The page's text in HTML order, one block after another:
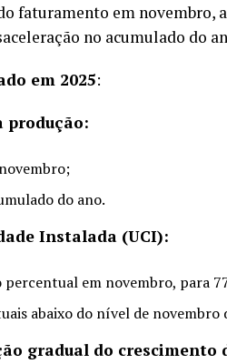
faturamento em novembro,
no acumulado do
em 2025:
produção:
do ano.
Instalada (UCI):
percentual em novembro, para
abaixo do nível de novembro
gradual do